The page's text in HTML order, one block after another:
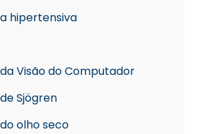
hipertensiva
Visão do Computador
Sjögren
olho seco